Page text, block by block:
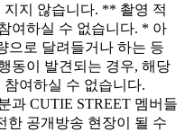
지 않습니다. ** 촬영 적
여하실 수 없습니다. * 아
으로 달려들거나 하는 등
동이 발견되는 경우, 해당
여하실 수 없습니다.
과 CUTIE STREET 멤버들
한 공개방송 현장이 될 수